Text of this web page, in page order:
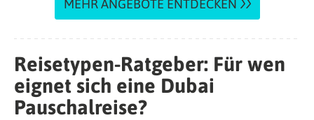
MEHR ANGEBOTE ENTDECKEN
Reisetypen-Ratgeber: Für wen
eignet sich eine Dubai
Pauschalreise?